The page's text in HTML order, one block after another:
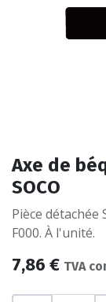
Axe de
SOCO
Pièce détachée
F000. À l'unité.
7,86 € TVA